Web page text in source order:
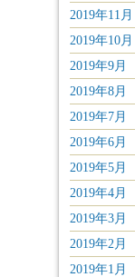
2019年11月
2019年10月
2019年9月
2019年8月
2019年7月
2019年6月
2019年5月
2019年4月
2019年3月
2019年2月
2019年1月